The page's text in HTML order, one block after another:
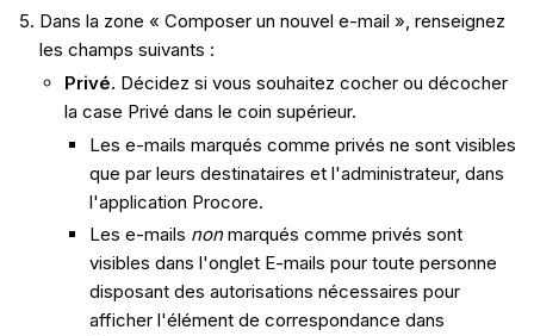
Dans la zone « Composer un nouvel e-mail », renseignez
les champs suivants :
Privé. Décidez si vous souhaitez cocher ou décocher
la case Privé dans le coin supérieur.
Les e-mails marqués comme privés ne sont visibles
que par leurs destinataires et l'administrateur, dans
l'application Procore.
Les e-mails nonmarqués comme privés sont
visibles dans l'onglet E-mails pour toute personne
disposant des autorisations nécessaires pour
afficher l'élément de correspondance dans